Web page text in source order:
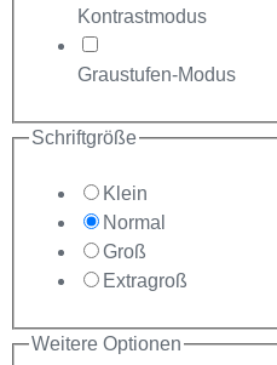
Kontrastmodus
Graustufen-Modus
Schriftgröße
Klein
Normal
Groß
Extragroß
Weitere Optionen